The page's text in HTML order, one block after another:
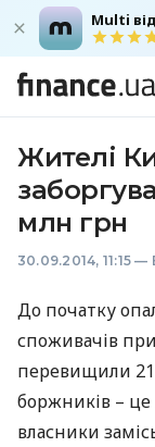
Multi
Жителі
млн грн
30.09.2014, 11:15 —
До початку
споживачів
перевищили
боржників –
власники